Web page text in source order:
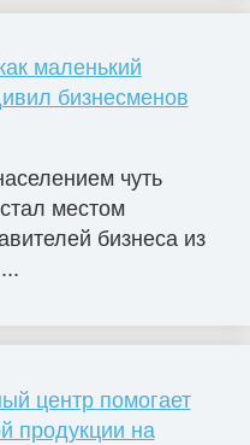
маленький
бизнесменов
чуть
местом
бизнеса из
центр помогает
продукции на